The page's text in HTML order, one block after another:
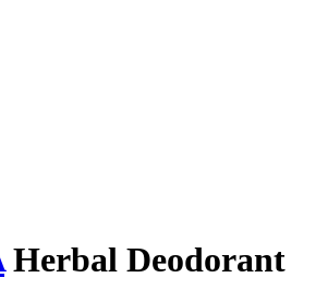
Herbal Deodorant